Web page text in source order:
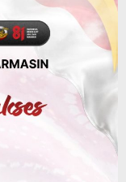
2027
ke
Dua